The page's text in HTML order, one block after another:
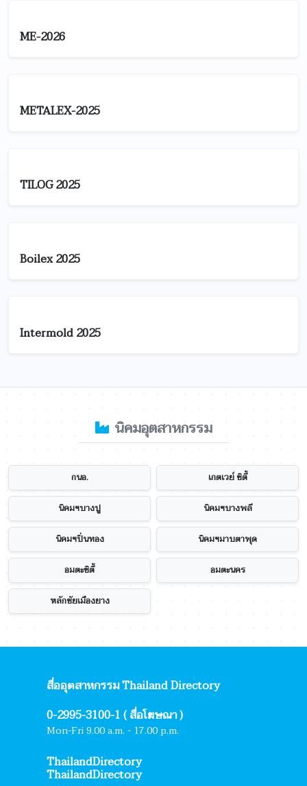
ME-2026
METALEX-2025
TILOG 2025
Boilex 2025
Intermold 2025
นิคมอุตสาหกรรม
กนอ. เกตเวย์ ซิตี้
นิคมฯบางปู นิคมฯบางพลี
นิคมฯปิ่นทอง นิคมฯมาบตาพุด
อมตะซิตี้ อมตะนคร
หลักชัยเมืองยาง
สื่ออุตสาหกรรม Thailand Directory
0-2995-3100-1 ( สื่อโฆษณา )
Mon-Fri 9.00 a.m. - 17.00 p.m.
ThailandDirectory
ThailandDirectory